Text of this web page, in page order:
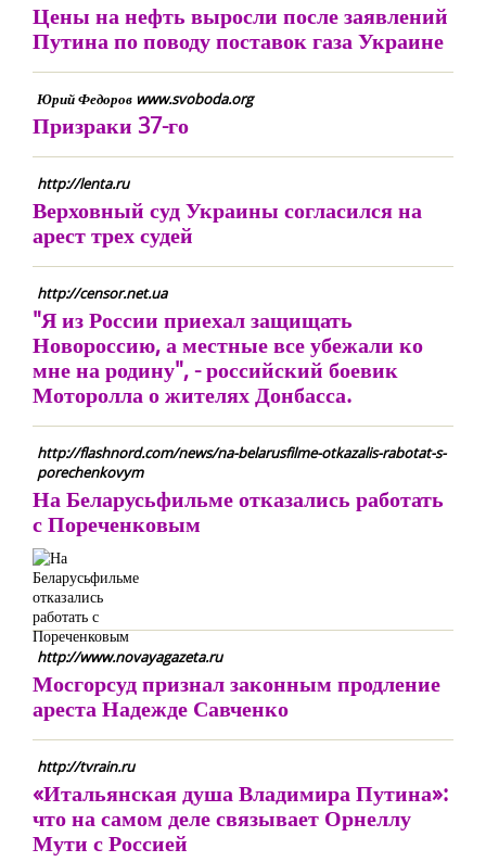
Цены на нефть выросли после заявлений
Путина по поводу поставок газа Украине
Юрий Федоров www.svoboda.org
Призраки 37-го
http://lenta.ru
Верховный суд Украины согласился на
арест трех судей
http://censor.net.ua
"Я из России приехал защищать
Новороссию, а местные все убежали ко
мне на родину", - российский боевик
Моторолла о жителях Донбасса.
http://flashnord.com/news/na-belarusfilme-otkazalis-rabotat-s-
porechenkovym
На Беларусьфильме отказались работать
с Пореченковым
http://www.novayagazeta.ru
Мосгорсуд признал законным продление
ареста Надежде Савченко
http://tvrain.ru
«Итальянская душа Владимира Путина»:
что на самом деле связывает Орнеллу
Мути с Россией